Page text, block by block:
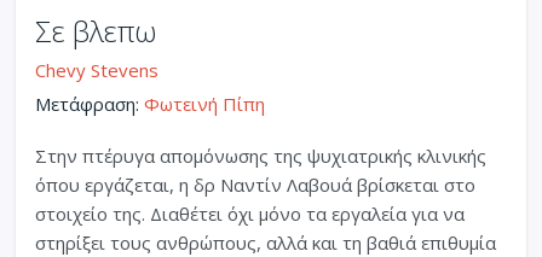
Σε βλεπω
Chevy Stevens
Μετάφραση: Φωτεινή Πίπη
Στην πτέρυγα απομόνωσης της ψυχιατρικής κλινικής
όπου εργάζεται, η δρ Ναντίν Λαβουά βρίσκεται στο
στοιχείο της. Διαθέτει όχι μόνο τα εργαλεία για να
στηρίξει τους ανθρώπους, αλλά και τη βαθιά επιθυμία